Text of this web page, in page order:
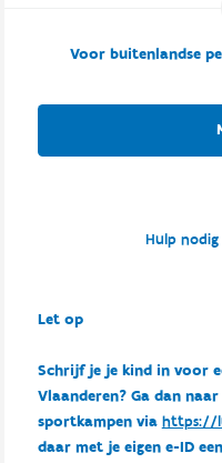
Voor buitenlandse
Hulp
Let op
Schrijf je je kind in voor
Vlaanderen? Ga dan
sportkampen via https://
daar met je eigen e-ID